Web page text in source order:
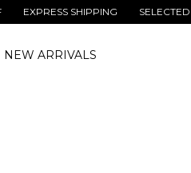
EXPRESS SHIPPING SELECTED
NEW ARRIVALS